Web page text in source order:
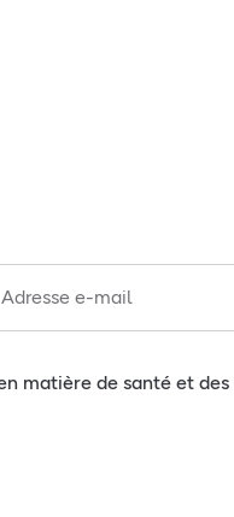
Adresse e-mail
matière de santé et des